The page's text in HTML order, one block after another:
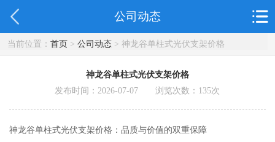
公司动态
当前位置： 首页> 公司动态> 神龙谷单柱式光伏支架价格
神龙谷单柱式光伏支架价格
发布时间：2026-07-07 浏览次数： 135次
神龙谷单柱式光伏支架价格：品质与价值的双重保障